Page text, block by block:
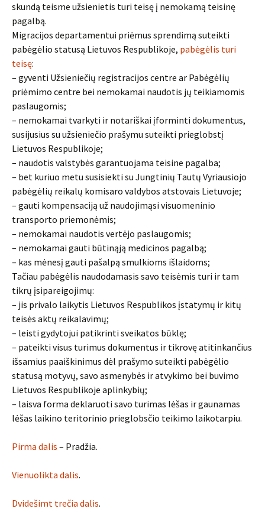
skundą teisme užsienietis turi teisę į nemokamą teisinę
pagalbą.
Migracijos departamentui priėmus sprendimą suteikti
pabėgėlio statusą Lietuvos Respublikoje, pabėgėlis turi
teisę:
– gyventi Užsieniečių registracijos centre ar Pabėgėlių
priėmimo centre bei nemokamai naudotis jų teikiamomis
paslaugomis;
– nemokamai tvarkyti ir notariškai įforminti dokumentus,
susijusius su užsieniečio prašymu suteikti prieglobstį
Lietuvos Respublikoje;
– naudotis valstybės garantuojama teisine pagalba;
– bet kuriuo metu susisiekti su Jungtinių Tautų Vyriausiojo
pabėgėlių reikalų komisaro valdybos atstovais Lietuvoje;
– gauti kompensaciją už naudojimąsi visuomeninio
transporto priemonėmis;
– nemokamai naudotis vertėjo paslaugomis;
– nemokamai gauti būtinąją medicinos pagalbą;
– kas mėnesį gauti pašalpą smulkioms išlaidoms;
Tačiau pabėgėlis naudodamasis savo teisėmis turi ir tam
tikrų įsipareigojimų:
– jis privalo laikytis Lietuvos Respublikos įstatymų ir kitų
teisės aktų reikalavimų;
– leisti gydytojui patikrinti sveikatos būklę;
– pateikti visus turimus dokumentus ir tikrovę atitinkančius
išsamius paaiškinimus dėl prašymo suteikti pabėgėlio
statusą motyvų, savo asmenybės ir atvykimo bei buvimo
Lietuvos Respublikoje aplinkybių;
– laisva forma deklaruoti savo turimas lėšas ir gaunamas
lėšas laikino teritorinio prieglobsčio teikimo laikotarpiu.
Pirma dalis – Pradžia.
Vienuolikta dalis.
Dvidešimt trečia dalis.